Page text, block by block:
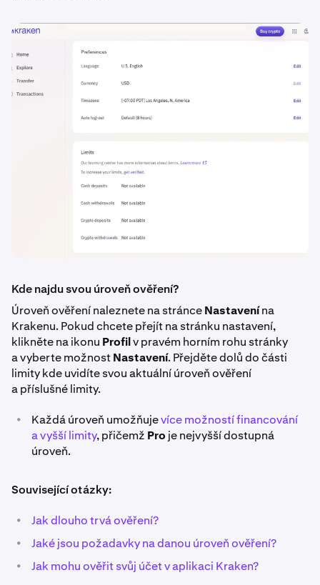
Kde najdu svou úroveň ověření?
Úroveň ověření naleznete na stránceNastavenína
Krakenu. Pokud chcete přejít na stránku nastavení,
klikněte na ikonu Profilv pravém horním rohu stránky
a vyberte možnostNastavení. Přejděte dolů do části
limity kde uvidíte svou aktuální úroveň ověření
a příslušné limity.
• Každá úroveň umožňujevíce možností financování
a vyšší limity, přičemž Pro je nejvyšší dostupná
úroveň.
Související otázky:
• Jak dlouho trvá ověření?
• Jaké jsou požadavky na danou úroveň ověření?
• Jak mohu ověřit svůj účet v aplikaci Kraken?